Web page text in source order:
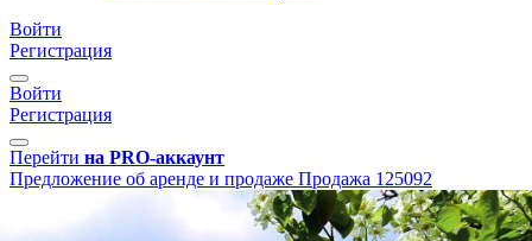
Войти
Регистрация
Войти
Регистрация
Перейти на PRO-аккаунт
Предложение об аренде и продаже Продажа 125092